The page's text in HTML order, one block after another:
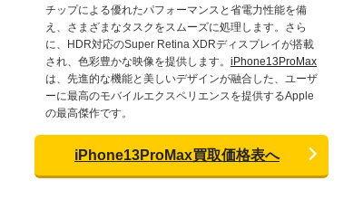
チップによる優れたパフォーマンスと省電力性能を備
え、さまざまなタスクをスムーズに処理します。さら
に、HDR対応のSuper Retina XDRディスプレイが搭載
され、色彩豊かな映像を提供します。 iPhone13ProMax
は、先進的な機能と美しいデザインが融合した、ユーザ
ーに最高のモバイルエクスペリエンスを提供するApple
の最高傑作です。
iPhone13ProMax買取価格表へ